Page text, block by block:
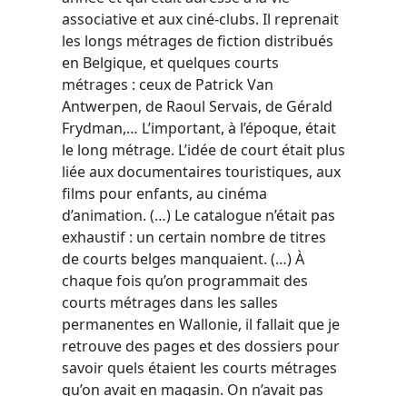
associative et aux ciné-clubs. Il reprenait
les longs métrages de fiction distribués
en Belgique, et quelques courts
métrages : ceux de Patrick Van
Antwerpen, de Raoul Servais, de Gérald
Frydman,… L’important, à l’époque, était
le long métrage. L’idée de court était plus
liée aux documentaires touristiques, aux
films pour enfants, au cinéma
d’animation. (…) Le catalogue n’était pas
exhaustif : un certain nombre de titres
de courts belges manquaient. (…) À
chaque fois qu’on programmait des
courts métrages dans les salles
permanentes en Wallonie, il fallait que je
retrouve des pages et des dossiers pour
savoir quels étaient les courts métrages
qu’on avait en magasin. On n’avait pas